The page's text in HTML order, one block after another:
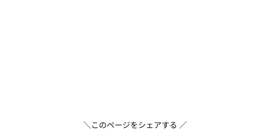
＼このページをシェアする ／